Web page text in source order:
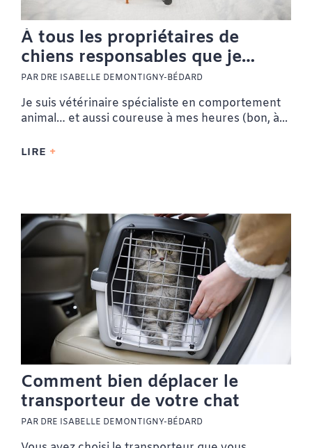
À tous les propriétaires de
chiens responsables que je
croise sur ma route
PAR DRE ISABELLE DEMONTIGNY-BÉDARD
Je suis vétérinaire spécialiste en comportement
animal… et aussi coureuse à mes heures (bon, à...
LIRE
Comment bien déplacer le
transporteur de votre chat
PAR DRE ISABELLE DEMONTIGNY-BÉDARD